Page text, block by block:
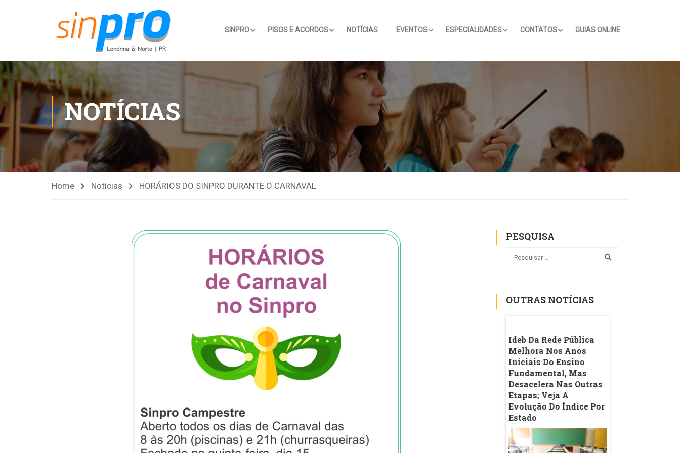
SINPRO PISOS E ACORDOS NOTÍCIAS EVENTOS ESPECIALIDADES CONTATOS GUIAS ONLINE
NOTÍCIAS
Home Notícias HORÁRIOS DO SINPRO DURANTE O CARNAVAL
PESQUISA
OUTRAS NOTÍCIAS
IA Nas Escolas: Uso De
Tecnologia Na Sala De
Aula Expõe Limites Do
'Antes Elize Do Que
Eliza': Título De TCC De
Aluna De Direito
Viraliza Nas Redes;
Entenda Pesquisa Sobre
Samudio
Vírgula Virou 'coisa De
IA'? O Que Explica A
Polêmica Sobre A
Pontuação Nas Redes
Ideb Da Rede Pública
Melhora Nos Anos
Iniciais Do Ensino
Fundamental, Mas
Desacelera Nas Outras
Etapas; Veja A
Evolução Do Índice Por
Estado